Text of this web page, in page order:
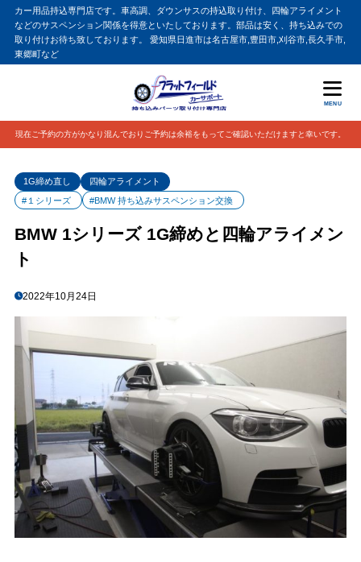
カー用品持込専門店です。車高調、ダウンサスの持込取り付け、四輪アライメント
などのサスペンション関係を得意といたしております。部品は安く、持ち込みでの
取り付けお待ち致しております。 愛知県日進市は名古屋市,豊田市,刈谷市,長久手市,
東郷町など
MENU
現在ご予約の方がかなり混んでおりご予約は余裕をもってご確認いただけますと幸いです。
1G締め直し
四輪アライメント
#１シリーズ
#BMW 持ち込みサスペンション交換
BMW 1シリーズ 1G締めと四輪アライメン
ト
2022年10月24日